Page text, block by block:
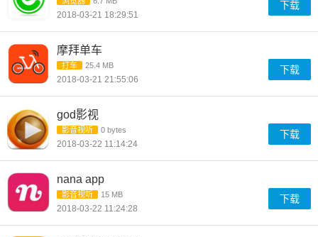
2018-03-21 18:29:51
下载
摩拜单车
打车 25.4 MB
2018-03-21 21:55:06
下载
god影视
影音视听 0 bytes
2018-03-22 11:14:24
下载
nana app
影音视听 15 MB
2018-03-22 11:24:28
下载